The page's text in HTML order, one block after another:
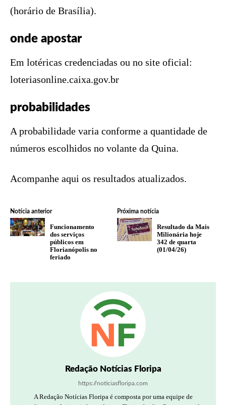
(horário de Brasília).
onde apostar
Em lotéricas credenciadas ou no site oficial:
loteriasonline.caixa.gov.br
probabilidades
A probabilidade varia conforme a quantidade de
números escolhidos no volante da Quina.
Acompanhe aqui os resultados atualizados.
Notícia anterior
Funcionamento
dos serviços
públicos em
Florianópolis no
feriado
Próxima notícia
Resultado da Mais
Milionária hoje
342 de quarta
(01/04/26)
Redação Notícias Floripa
https://noticiasfloripa.com
A Redação Notícias Floripa é composta por uma equipe de